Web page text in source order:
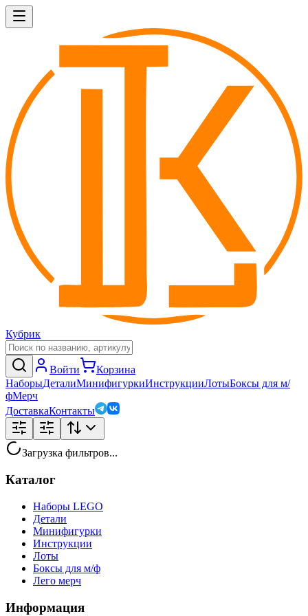
Кубрик
Войти
Корзина
НаборыДеталиМинифигуркиИнструкцииЛотыБоксы для м/
фМерч
ДоставкаКонтакты
Загрузка фильтров...
Каталог
Наборы LEGO
Детали
Минифигурки
Инструкции
Лоты
Боксы для м/ф
Лего мерч
Информация